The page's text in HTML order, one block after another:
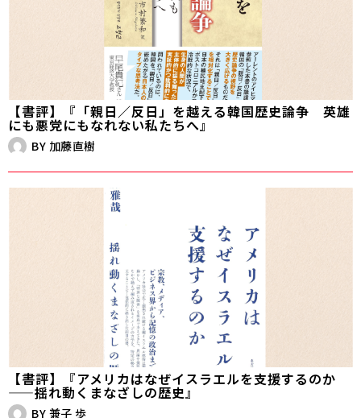
【書評】『「親日／反日」を越える韓国歴史論争 英雄
にも悪党にもなれない私たちへ』
BY 加藤直樹
【書評】『アメリカはなぜイスラエルを支援するのか
——揺れ動くまなざしの歴史』
BY 兼子 歩